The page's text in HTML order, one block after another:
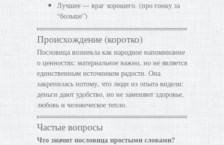
Лучшее — враг хорошего. (про гонку за
“больше”)
Происхождение (коротко)
Пословица возникла как народное напоминание
о ценностях: материальное важно, но не является
единственным источником радости. Она
закрепилась потому, что люди из опыта видели:
деньги дают удобство, но не заменяют здоровье,
любовь и человеческое тепло.
Частые вопросы
Что значит пословица простыми словами?